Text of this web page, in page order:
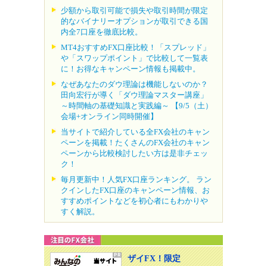
少額から取引可能で損失や取引時間が限定
的なバイナリーオプションが取引できる国
内全7口座を徹底比較。
MT4おすすめFX口座比較！「スプレッド」
や「スワップポイント」で比較して一覧表
に！お得なキャンペーン情報も掲載中。
なぜあなたのダウ理論は機能しないのか？
田向宏行が導く「ダウ理論マスター講座」
～時間軸の基礎知識と実践編～ 【9/5（土）
会場+オンライン同時開催】
当サイトで紹介している全FX会社のキャン
ペーンを掲載！たくさんのFX会社のキャン
ペーンから比較検討したい方は是非チェッ
ク！
毎月更新中！人気FX口座ランキング。 ラン
クインしたFX口座のキャンペーン情報、お
すすめポイントなどを初心者にもわかりや
すく解説。
ザイFX！限定